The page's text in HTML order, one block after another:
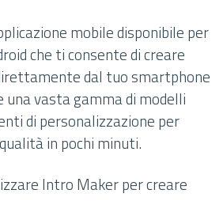
mobile disponibile per
che ti consente di creare
dal tuo smartphone
una vasta gamma di modelli
di personalizzazione per
in pochi minuti.
Intro Maker per creare